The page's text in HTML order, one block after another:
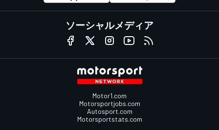
ソーシャルメディア
Motor1.com
Motorsportjobs.com
Autosport.com
Motorsportstats.com